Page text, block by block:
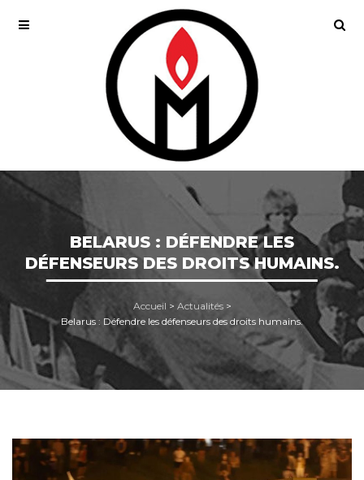
BELARUS : DÉFENDRE LES
DÉFENSEURS DES DROITS HUMAINS.
Accueil > Actualités>
Belarus : Défendre les défenseurs des droits humains.